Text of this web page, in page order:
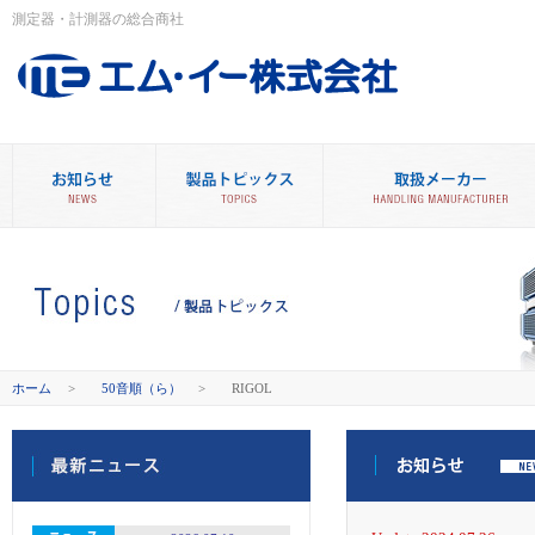
測定器・計測器の総合商社
ホーム > 50音順（ら） > RIGOL